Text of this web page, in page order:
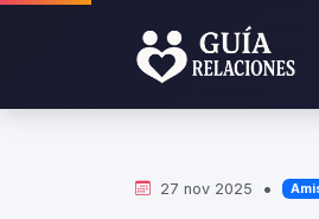
27 nov 2025 •